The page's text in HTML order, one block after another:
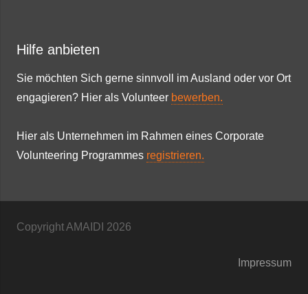
Hilfe anbieten
Sie möchten Sich gerne sinnvoll im Ausland oder vor Ort
engagieren? Hier als Volunteer bewerben.
Hier als Unternehmen im Rahmen eines Corporate
Volunteering Programmes registrieren.
Copyright AMAIDI 2026
Impressum